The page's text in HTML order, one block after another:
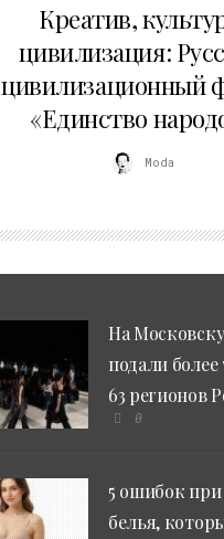
Креатив,
цивилизация:
цивилизационный
«Единство
Moda
На
подали
63 регионов
0
5 ошибок
белья,